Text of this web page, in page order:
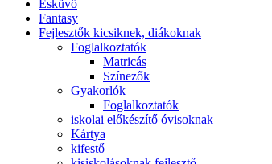
Esküvő
Fantasy
Fejlesztők kicsiknek, diákoknak
Foglalkoztatók
Matricás
Színezők
Gyakorlók
Foglalkoztatók
iskolai előkészítő óvisoknak
Kártya
kifestő